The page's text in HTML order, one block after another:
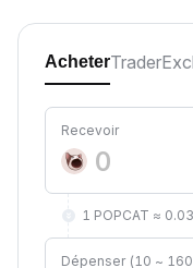
AcheterTrader
Recevoir
1 POPCAT ≈
Dépenser (10 ~